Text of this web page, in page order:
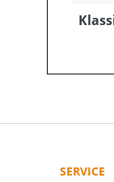
SERVICE